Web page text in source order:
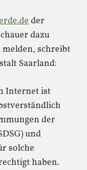
der
dazu
melden, schreibt
Saarland:
Internet ist
der
und
solche
haben.